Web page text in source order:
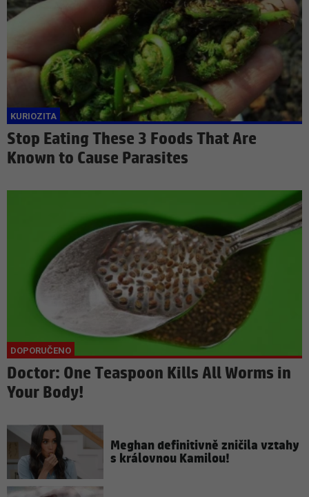
Stop Eating These 3 Foods That Are
Known to Cause Parasites
Doctor: One Teaspoon Kills All Worms in
Your Body!
Meghan definitivně zničila vztahy
s královnou Kamilou!